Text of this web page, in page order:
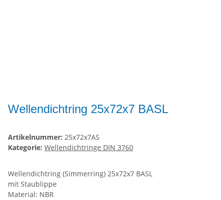
Wellendichtring 25x72x7 BASL
Artikelnummer: 25x72x7AS
Kategorie: Wellendichtringe DIN 3760
Wellendichtring (Simmerring) 25x72x7 BASL
mit Staublippe
Material: NBR